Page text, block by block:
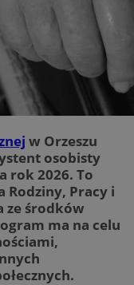
w Orzeszu
osobisty
rok 2026. To
Pracy i
ze środków
ma na celu